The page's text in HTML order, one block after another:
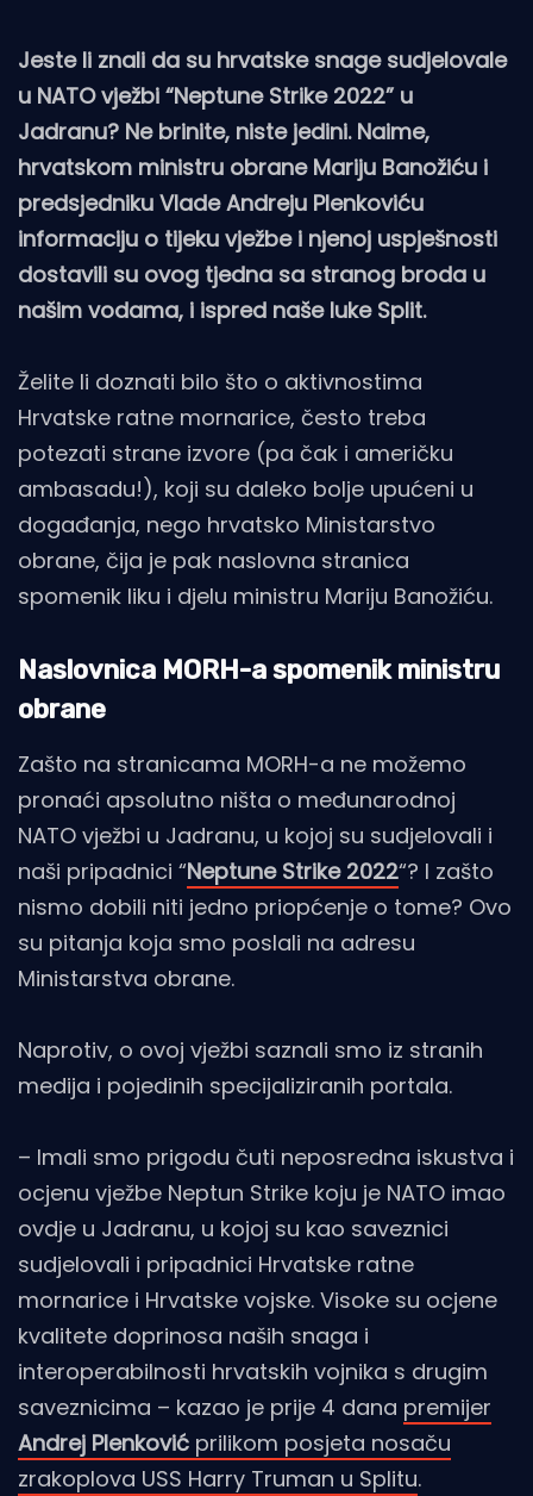
Jeste li znali da su hrvatske snage sudjelovale
u NATO vježbi “Neptune Strike 2022” u
Jadranu? Ne brinite, niste jedini. Naime,
hrvatskom ministru obrane Mariju Banožiću i
predsjedniku Vlade Andreju Plenkoviću
informaciju o tijeku vježbe i njenoj uspješnosti
dostavili su ovog tjedna sa stranog broda u
našim vodama, i ispred naše luke Split.
Želite li doznati bilo što o aktivnostima
Hrvatske ratne mornarice, često treba
potezati strane izvore (pa čak i američku
ambasadu!), koji su daleko bolje upućeni u
događanja, nego hrvatsko Ministarstvo
obrane, čija je pak naslovna stranica
spomenik liku i djelu ministru Mariju Banožiću.
Naslovnica MORH-a spomenik ministru
obrane
Zašto na stranicama MORH-a ne možemo
pronaći apsolutno ništa o međunarodnoj
NATO vježbi u Jadranu, u kojoj su sudjelovali i
naši pripadnici “Neptune Strike 2022“? I zašto
nismo dobili niti jedno priopćenje o tome? Ovo
su pitanja koja smo poslali na adresu
Ministarstva obrane.
Naprotiv, o ovoj vježbi saznali smo iz stranih
medija i pojedinih specijaliziranih portala.
– Imali smo prigodu čuti neposredna iskustva i
ocjenu vježbe Neptun Strike koju je NATO imao
ovdje u Jadranu, u kojoj su kao saveznici
sudjelovali i pripadnici Hrvatske ratne
mornarice i Hrvatske vojske. Visoke su ocjene
kvalitete doprinosa naših snaga i
interoperabilnosti hrvatskih vojnika s drugim
saveznicima – kazao je prije 4 dana premijer
Andrej Plenković prilikom posjeta nosaču
zrakoplova USS Harry Truman u Splitu.